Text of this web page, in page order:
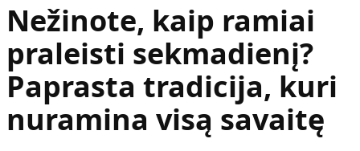
Gyvenimas
Įdomybės
Mada
Mokslas
Namai ir interjeras
Kulinarija
Technologijos
Gyvenimo būdas
Vasaros mada
Tėvai ir vaikai
Nežinote, kaip ramiai
praleisti sekmadienį?
Paprasta tradicija, kuri
nuramina visą savaitę